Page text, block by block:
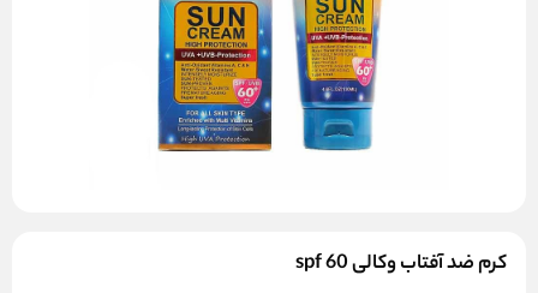
کرم ضد آفتاب وکالی spf 60